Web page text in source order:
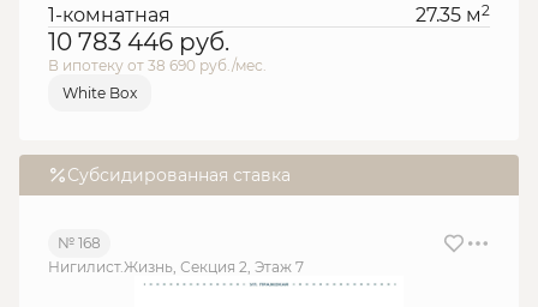
1-комнатная 27.35 м2
10 783 446 руб.
В ипотеку от 38 690 руб./мес.
White Box
Субсидированная ставка
№ 168
Нигилист.Жизнь, Секция 2, Этаж 7